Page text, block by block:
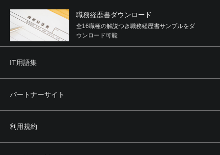
職務経歴書ダウンロード
全16職種の解説つき職務経歴書サンプルをダ
ウンロード可能
IT用語集
パートナーサイト
利用規約